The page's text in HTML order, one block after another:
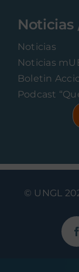
Noticias
Noticias
Noticias
Boletin
Podcast
© UNGL